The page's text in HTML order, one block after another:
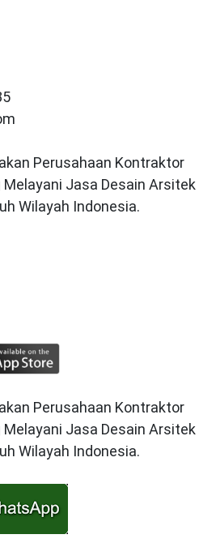
Perusahaan Kontraktor
Melayani Jasa Desain Arsitek
Wilayah Indonesia.
Perusahaan Kontraktor
Melayani Jasa Desain Arsitek
Wilayah Indonesia.